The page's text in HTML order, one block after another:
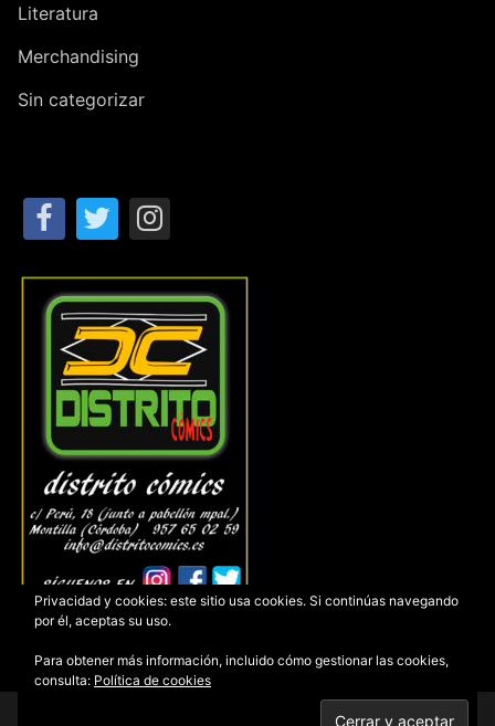
Literatura
Merchandising
Sin categorizar
Privacidad y cookies: este sitio usa cookies. Si continúas navegando
por él, aceptas su uso.
Para obtener más información, incluido cómo gestionar las cookies,
consulta: Política de cookies